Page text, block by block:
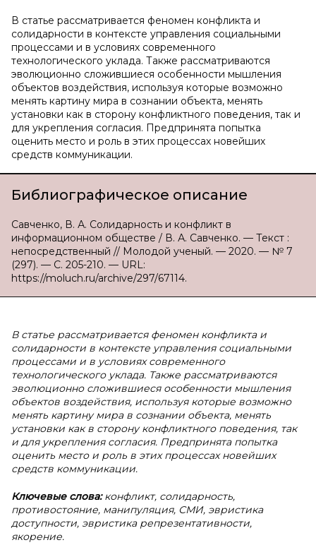
В статье рассматривается феномен конфликта и
солидарности в контексте управления социальными
процессами и в условиях современного
технологического уклада. Также рассматриваются
эволюционно сложившиеся особенности мышления
объектов воздействия, используя которые возможно
менять картину мира в сознании объекта, менять
установки как в сторону конфликтного поведения, так и
для укрепления согласия. Предпринята попытка
оценить место и роль в этих процессах новейших
средств коммуникации.
Библиографическое описание
Савченко, В. А. Солидарность и конфликт в
информационном обществе / В. А. Савченко. — Текст :
непосредственный // Молодой ученый. — 2020. — № 7
(297). — С. 205-210. — URL:
https://moluch.ru/archive/297/67114.
В статье рассматривается феномен конфликта и
солидарности в контексте управления социальными
процессами и в условиях современного
технологического уклада. Также рассматриваются
эволюционно сложившиеся особенности мышления
объектов воздействия, используя которые возможно
менять картину мира в сознании объекта, менять
установки как в сторону конфликтного поведения, так
и для укрепления согласия. Предпринята попытка
оценить место и роль в этих процессах новейших
средств коммуникации.
Ключевые слова:конфликт, солидарность,
противостояние, манипуляция, СМИ, эвристика
доступности, эвристика репрезентативности,
якорение.